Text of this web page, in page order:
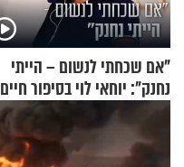
"אם שכחתי לנשום – הייתי
נחנק": יוחאי לוי בסיפור חיים
מעורר השראה